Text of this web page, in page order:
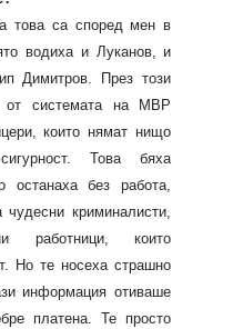
това са според мен в
водиха и Луканов, и
Димитров. През този
от системата на МВР
които нямат нищо
Това бяха
останаха без работа,
криминалисти,
работници, които
Но те носеха страшно
информация отиваше
платена. Те просто